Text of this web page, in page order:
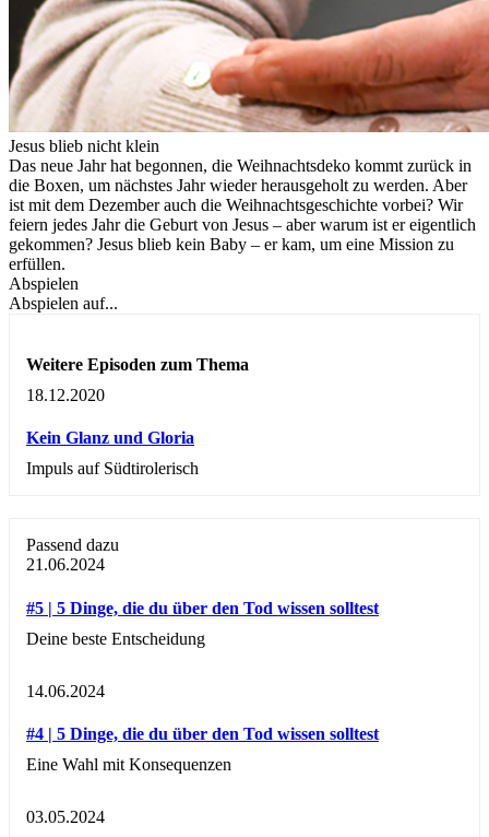
Jesus blieb nicht klein
Das neue Jahr hat begonnen, die Weihnachtsdeko kommt zurück in
die Boxen, um nächstes Jahr wieder herausgeholt zu werden. Aber
ist mit dem Dezember auch die Weihnachtsgeschichte vorbei? Wir
feiern jedes Jahr die Geburt von Jesus – aber warum ist er eigentlich
gekommen? Jesus blieb kein Baby – er kam, um eine Mission zu
erfüllen.
Abspielen
Abspielen auf...
Weitere Episoden zum Thema
18.12.2020
Kein Glanz und Gloria
Impuls auf Südtirolerisch
Passend dazu
21.06.2024
#5 | 5 Dinge, die du über den Tod wissen solltest
Deine beste Entscheidung
14.06.2024
#4 | 5 Dinge, die du über den Tod wissen solltest
Eine Wahl mit Konsequenzen
03.05.2024